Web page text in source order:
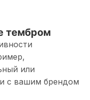
тембром
или
с вашим брендом